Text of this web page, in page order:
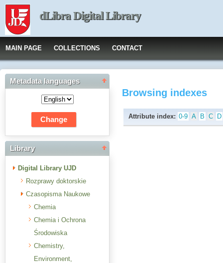
dLibra Digital Library
MAIN PAGE COLLECTIONS CONTACT
Metadata languages
Library
Digital Library UJD
Rozprawy doktorskie
Czasopisma Naukowe
Chemia
Chemia i Ochrona
Środowiska
Chemistry,
Environment,
Browsing indexes
Attribute index: 0-9 A B C D